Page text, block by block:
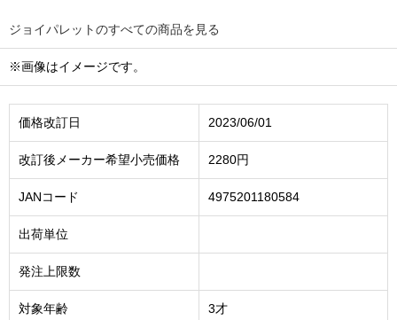
ジョイパレットのすべての商品を見る
※画像はイメージです。
価格改訂日 2023/06/01
改訂後メーカー希望小売価格 2280円
JANコード 4975201180584
出荷単位
発注上限数
対象年齢 3才